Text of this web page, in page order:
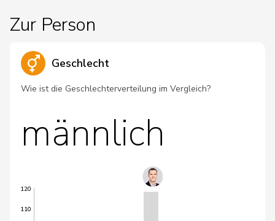
Zur Person
Geschlecht
Wie ist die Geschlechterverteilung im Vergleich?
männlich
110
120